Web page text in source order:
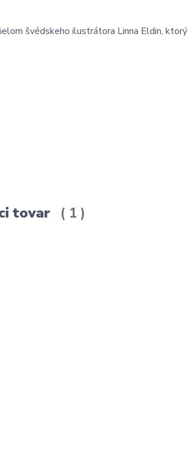
švédskeho ilustrátora Linna Eldin, ktorý
tovar 1